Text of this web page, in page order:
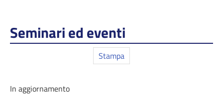
Seminari ed eventi
Stampa
In aggiornamento